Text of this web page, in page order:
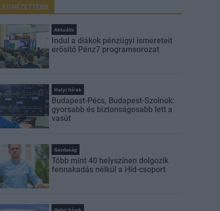
Aktuális
Indul a diákok pénzügyi ismereteit
erősítő Pénz7 programsorozat
Helyi hírek
Budapest-Pécs, Budapest-Szolnok:
gyorsabb és biztonságosabb lett a
vasút
Gazdaság
Több mint 40 helyszínen dolgozik
fennakadás nélkül a Híd-csoport
Helyi hírek